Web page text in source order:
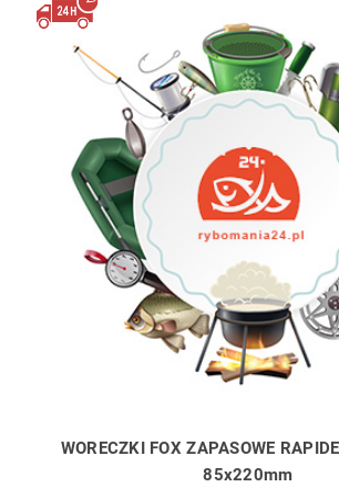
WORECZKI FOX ZAPASOWE
85x220mm